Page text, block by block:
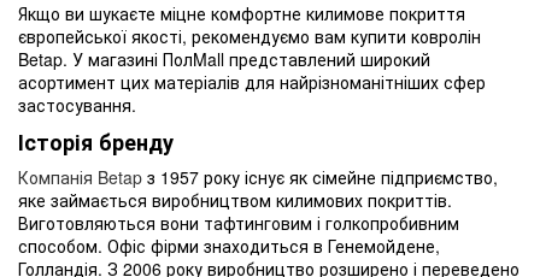
Якщо ви шукаєте міцне комфортне килимове покриття
європейської якості, рекомендуємо вам купити ковролін
Betap. У магазині ПолMall представлений широкий
асортимент цих матеріалів для найрізноманітніших сфер
застосування.
Історія бренду
Компанія Betap з 1957 року існує як сімейне підприємство,
яке займається виробництвом килимових покриттів.
Виготовляються вони тафтинговим і голкопробивним
способом. Офіс фірми знаходиться в Генемойдене,
Голландія. З 2006 року виробництво розширено і переведено